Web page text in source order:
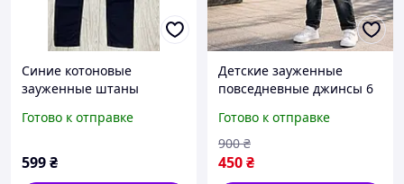
Синие котоновые
зауженные штаны
подростка 146 см
Готово к отправке
599₴
Детские зауженные
повседневные джинсы 6
мальчиков, детские
стильные синие тертые
брюки
Готово к отправке
450₴
900 ₴